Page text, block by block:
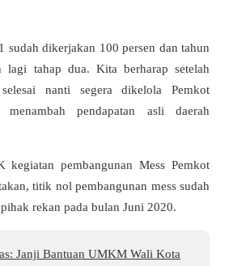
sudah dikerjakan 100 persen dan tahun
lagi tahap dua. Kita berharap setelah
nanti segera dikelola Pemkot
pendapatan asli daerah
kegiatan pembangunan Mess Pemkot
titik nol pembangunan mess sudah
rekan pada bulan Juni 2020.
Janji Bantuan UMKM Wali Kota